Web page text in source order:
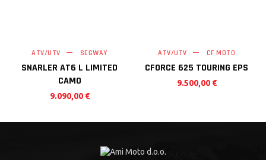
SNARLER AT6 L LIMITED
CAMO
ATV/UTV SEGWAY
9.090,00 €
CFORCE 625 TOURING EPS
ATV/UTV CF MOTO
9.500,00 €